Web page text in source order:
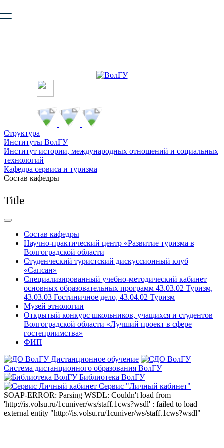
безопасную работу с сайтом. Пожалуйста
Структура
Институты ВолГУ
Институт истории, международных отношений и социальных
технологий
Кафедра сервиса и туризма
Состав кафедры
Title
Состав кафедры
Научно-практический центр «Развитие туризма в
Волгоградской области
Студенческий туристский дискуссионный клуб
«Сапсан»
Специализированный учебно-методический кабинет
основных образовательных программ 43.03.02 Туризм,
43.03.03 Гостиничное дело, 43.04.02 Туризм
Музей этнологии
Открытый конкурс школьников, учащихся и студентов
Волгоградской области «Лучший проект в сфере
гостеприимства»
ФИП
Дистанционное обучение
Система дистанционного образования ВолГУ
Библиотека ВолГУ
Сервис "Личный кабинет"
SOAP-ERROR: Parsing WSDL: Couldn't load from
'http://is.volsu.ru/1cuniver/ws/staff.1cws?wsdl' : failed to load
external entity "http://is.volsu.ru/1cuniver/ws/staff.1cws?wsdl"